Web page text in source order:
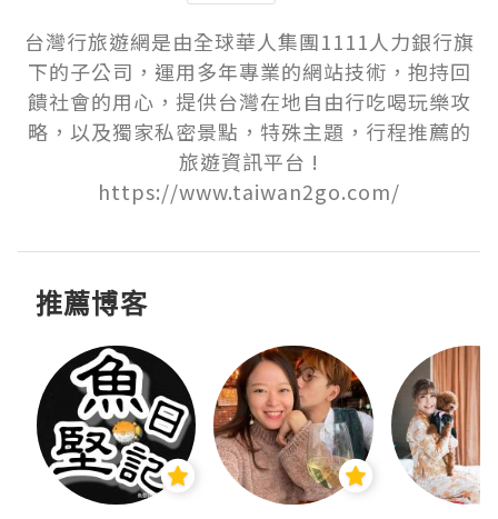
台灣行旅遊網是由全球華人集團1111人力銀行旗
下的子公司，運用多年專業的網站技術，抱持回
饋社會的用心，提供台灣在地自由行吃喝玩樂攻
略，以及獨家私密景點，特殊主題，行程推薦的
旅遊資訊平台 !
https://www.taiwan2go.com/
推薦博客